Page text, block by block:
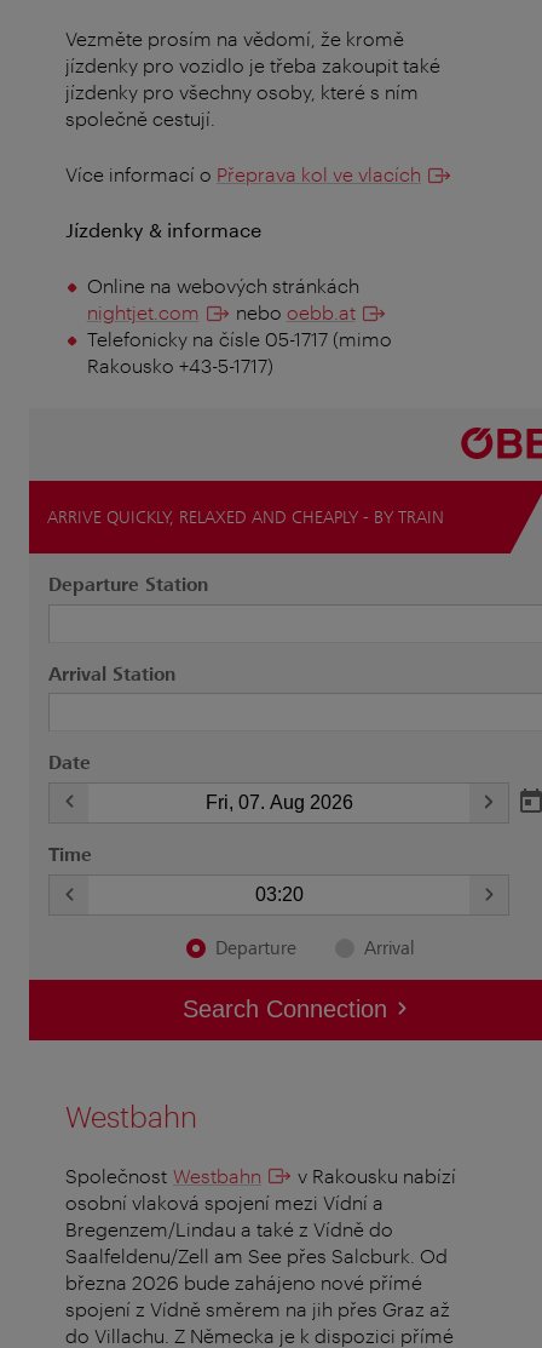
Vezměte prosím na vědomí, že kromě
jízdenky pro vozidlo je třeba zakoupit také
jízdenky pro všechny osoby, které s ním
společně cestují.
Více informací o Přeprava kol ve vlacích
Jízdenky & informace
Online na webových stránkách
nightjet.com
nebo oebb.at
Telefonicky na čísle 05-1717 (mimo
Rakousko +43-5-1717)
Westbahn
Společnost Westbahn
v Rakousku nabízí
osobní vlaková spojení mezi Vídní a
Bregenzem/Lindau a také z Vídně do
Saalfeldenu/Zell am See přes Salcburk. Od
března 2026 bude zahájeno nové přímé
spojení z Vídně směrem na jih přes Graz až
do Villachu. Z Německa je k dispozici přímé